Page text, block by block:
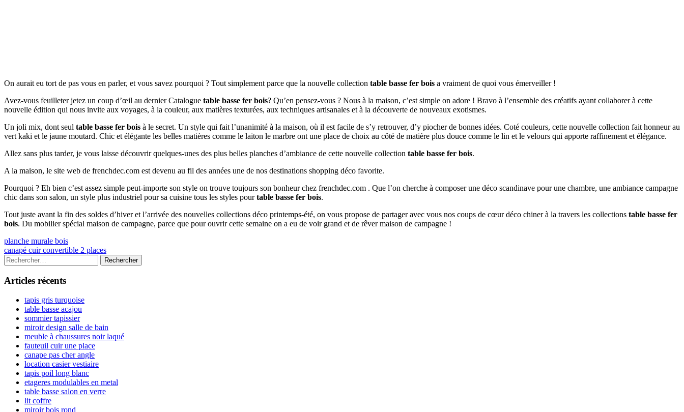
On aurait eu tort de pas vous en parler, et vous savez pourquoi ? Tout simplement parce que la nouvelle collection table basse fer bois a vraiment de quoi vous émerveiller !
Avez-vous feuilleter jetez un coup d’œil au dernier Catalogue table basse fer bois? Qu’en pensez-vous ? Nous à la maison, c’est simple on adore ! Bravo à l’ensemble des créatifs ayant collaborer à cette
nouvelle édition qui nous invite aux voyages, à la couleur, aux matières texturées, aux techniques artisanales et à la découverte de nouveaux exotismes.
Un joli mix, dont seul table basse fer bois à le secret. Un style qui fait l’unanimité à la maison, où il est facile de s’y retrouver, d’y piocher de bonnes idées. Coté couleurs, cette nouvelle collection fait honneur au
vert kaki et le jaune moutard. Chic et élégante les belles matières comme le laiton le marbre ont une place de choix au côté de matière plus douce comme le lin et le velours qui apporte raffinement et élégance.
Allez sans plus tarder, je vous laisse découvrir quelques-unes des plus belles planches d’ambiance de cette nouvelle collection table basse fer bois.
A la maison, le site web de frenchdec.com est devenu au fil des années une de nos destinations shopping déco favorite.
Pourquoi ? Eh bien c’est assez simple peut-importe son style on trouve toujours son bonheur chez frenchdec.com . Que l’on cherche à composer une déco scandinave pour une chambre, une ambiance campagne
chic dans son salon, un style plus industriel pour sa cuisine tous les styles pourtable basse fer bois.
Tout juste avant la fin des soldes d’hiver et l’arrivée des nouvelles collections déco printemps-été, on vous propose de partager avec vous nos coups de cœur déco chiner à la travers les collections table basse fer
bois. Du mobilier spécial maison de campagne, parce que pour ouvrir cette semaine on a eu de voir grand et de rêver maison de campagne !
Navigation
de
l’article
Previous
article:
planche murale bois
Next
article:
canapé cuir convertible 2 places
Colonne
latérale
principale
Rechercher :
Articles récents
tapis gris turquoise
table basse acajou
sommier tapissier
miroir design salle de bain
meuble à chaussures noir laqué
fauteuil cuir une place
canape pas cher angle
location casier vestiaire
tapis poil long blanc
etageres modulables en metal
table basse salon en verre
lit coffre
miroir bois rond